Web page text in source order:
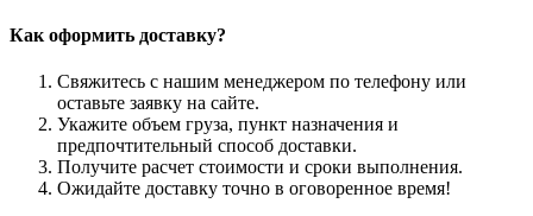
Как оформить доставку?
Свяжитесь с нашим менеджером по телефону или
оставьте заявку на сайте.
Укажите объем груза, пункт назначения и
предпочтительный способ доставки.
Получите расчет стоимости и сроки выполнения.
Ожидайте доставку точно в оговоренное время!